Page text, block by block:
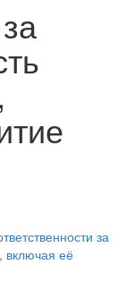
за
включая её